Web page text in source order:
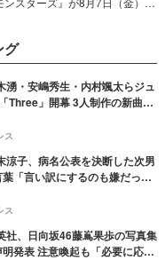
性たちのヘアケア事情を紹介し
ルの宮城舞と島村雄大の特別対
をお届け！それぞれの視点か
、今作ならではの魅力や予想外
感動をもたらす奥深いストーリ
。
グ
湧・安嶋秀生・内村颯太らジュ
Three」開幕 3人制作の新曲＆
掴みたい」【ゲネプロレポ】
ス
涼子、病名公表を決断した次男
「言い訳にするのも嫌だっ
ス
社、日向坂46藤嶌果歩の写真集
発表 注意喚起も「必要に応じ